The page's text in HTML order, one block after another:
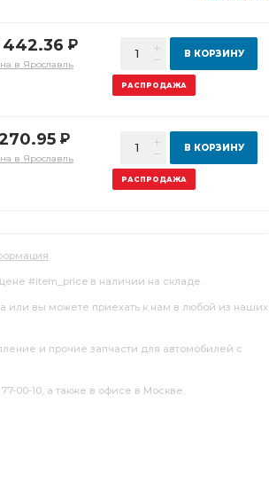
РАСПРОДАЖА
в Ярославль
442.36 Р
В КОРЗИНУ
РАСПРОДАЖА
в Ярославль
Р
В КОРЗИНУ
#item_price в наличии на складе.
или вы можете приехать к нам в любой из наших
и прочие запчасти для автомобилей с
00-10, а также в офисе в Москве.